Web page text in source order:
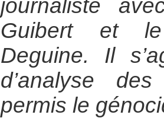
journaliste
Guibert et le
Deguine. Il
d’analyse
permis le